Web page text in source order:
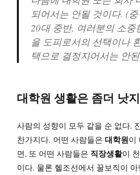
되어서는 안될 것이다. (
20대 중반, 여러분의 소중
을 도피로서의 선택이나
택으로 결정지어서는 안
대학원 생활은 좀더 낫
사람의 성향이 모두 같을 순 없다.
찬가지다. 어떤 사람들은대학원이
면, 또 어떤 사람들은 직장생활이
이다. 물론 헬조선에서 꿀보직이